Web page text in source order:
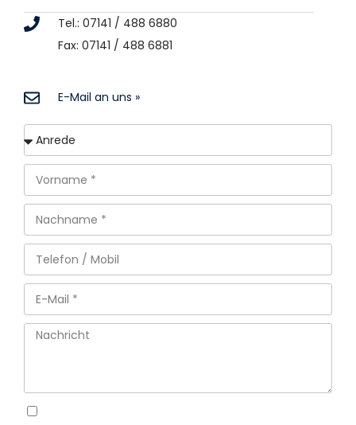
Tel.: 07141 / 488 6880
Fax: 07141 / 488 6881
E-Mail an uns »